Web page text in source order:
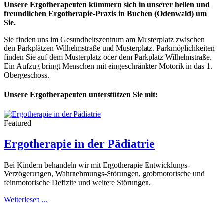
Unsere Ergotherapeuten kümmern sich in unserer hellen und
freundlichen Ergotherapie-Praxis in Buchen (Odenwald) um
Sie.
Sie finden uns im Gesundheitszentrum am Musterplatz zwischen
den Parkplätzen Wilhelmstraße und Musterplatz. Parkmöglichkeiten
finden Sie auf dem Musterplatz oder dem Parkplatz Wilhelmstraße.
Ein Aufzug bringt Menschen mit eingeschränkter Motorik in das 1.
Obergeschoss.
Unsere Ergotherapeuten unterstützen Sie mit:
Featured
Ergotherapie in der Pädiatrie
Bei Kindern behandeln wir mit Ergotherapie Entwicklungs-
Verzögerungen, Wahrnehmungs-Störungen, grobmotorische und
feinmotorische Defizite und weitere Störungen.
Weiterlesen ...